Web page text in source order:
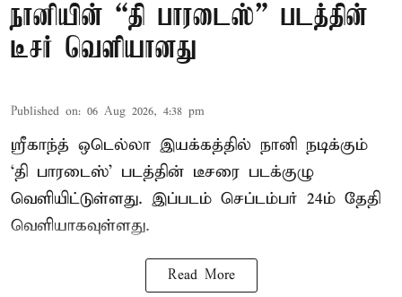
நானியின் “தி பாரடைஸ்” படத்தின்
டீசர் வெளியானது
Published on: 06 Aug 2026, 4:38 pm
ஸ்ரீகாந்த் ஒடெல்லா இயக்கத்தில் நானி நடிக்கும்
‘தி பாரடைஸ்’ படத்தின் டீசரை படக்குழு
வெளியிட்டுள்ளது. இப்படம் செப்டம்பர் 24ம் தேதி
வெளியாகவுள்ளது.
Read More